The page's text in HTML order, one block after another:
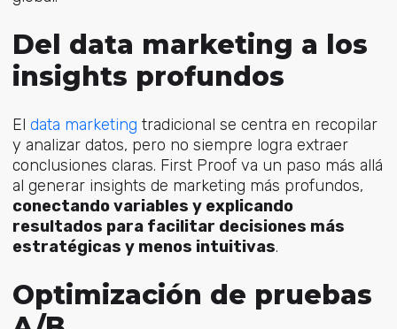
Del data marketing a los
insights profundos
El data marketing tradicional se centra en recopilar
y analizar datos, pero no siempre logra extraer
conclusiones claras. First Proof va un paso más allá
al generar insights de marketing más profundos,
conectando variables y explicando
resultados para facilitar decisiones más
estratégicas y menos intuitivas.
Optimización de pruebas